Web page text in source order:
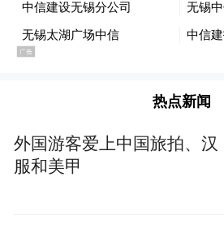
热点新闻
外国游客爱上中国旅拍、汉
服和美甲